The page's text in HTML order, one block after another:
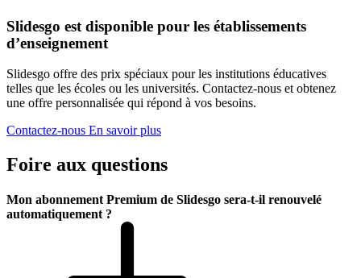
Slidesgo est disponible pour les établissements
d’enseignement
Slidesgo offre des prix spéciaux pour les institutions éducatives
telles que les écoles ou les universités. Contactez-nous et obtenez
une offre personnalisée qui répond à vos besoins.
Contactez-nous En savoir plus
Foire aux questions
Mon abonnement Premium de Slidesgo sera-t-il renouvelé
automatiquement ?